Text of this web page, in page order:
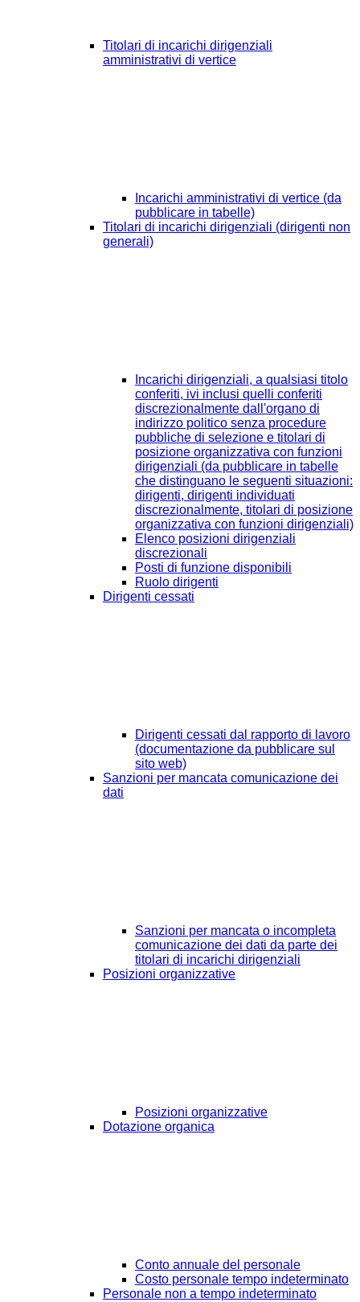
Titolari di incarichi dirigenziali
amministrativi di vertice
Incarichi amministrativi di vertice (da
pubblicare in tabelle)
Titolari di incarichi dirigenziali (dirigenti non
generali)
Incarichi dirigenziali, a qualsiasi titolo
conferiti, ivi inclusi quelli conferiti
discrezionalmente dall'organo di
indirizzo politico senza procedure
pubbliche di selezione e titolari di
posizione organizzativa con funzioni
dirigenziali (da pubblicare in tabelle
che distinguano le seguenti situazioni:
dirigenti, dirigenti individuati
discrezionalmente, titolari di posizione
organizzativa con funzioni dirigenziali)
Elenco posizioni dirigenziali
discrezionali
Posti di funzione disponibili
Ruolo dirigenti
Dirigenti cessati
Dirigenti cessati dal rapporto di lavoro
(documentazione da pubblicare sul
sito web)
Sanzioni per mancata comunicazione dei
dati
Sanzioni per mancata o incompleta
comunicazione dei dati da parte dei
titolari di incarichi dirigenziali
Posizioni organizzative
Posizioni organizzative
Dotazione organica
Conto annuale del personale
Costo personale tempo indeterminato
Personale non a tempo indeterminato